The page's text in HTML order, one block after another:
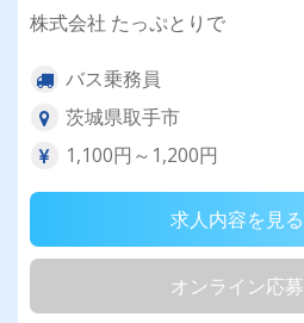
株式会社 たっぷとりで
バス乗務員
茨城県取手市
1,100円～1,200円
求人内容を見る
オンライン応募